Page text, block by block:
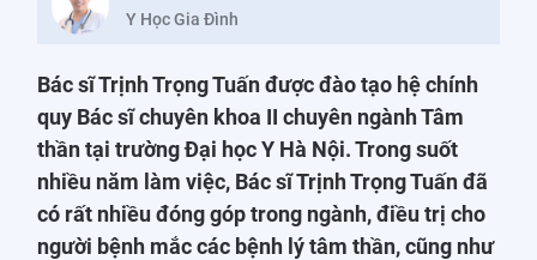
Y Học Gia Đình
Bác sĩ Trịnh Trọng Tuấn được đào tạo hệ chính
quy Bác sĩ chuyên khoa II chuyên ngành Tâm
thần tại trường Đại học Y Hà Nội. Trong suốt
nhiều năm làm việc, Bác sĩ Trịnh Trọng Tuấn đã
có rất nhiều đóng góp trong ngành, điều trị cho
người bệnh mắc các bệnh lý tâm thần, cũng như